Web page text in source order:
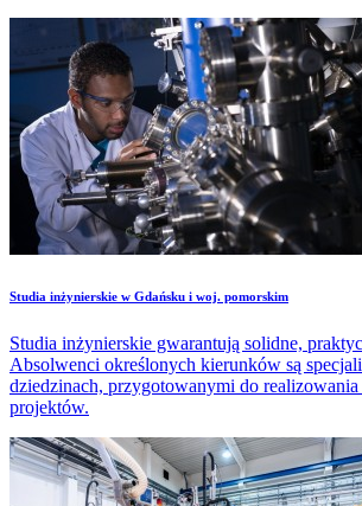
Studia inżynierskie w Gdańsku i woj. pomorskim
Studia inżynierskie gwarantują solidne,
Absolwenci określonych kierunków są
dziedzinach, przygotowanymi do
projektów.